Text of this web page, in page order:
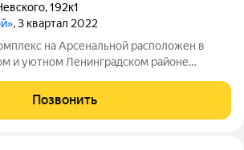
,192к1
, 3 квартал 2022
на Арсенальной расположен в
и уютном Ленинградском районе
транспортная развязка, 20 мин до моря; -
Позвонить